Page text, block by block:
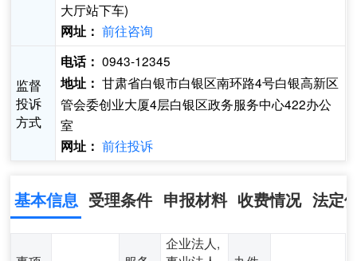
大厅站下车)
网址： 前往咨询
监督
投诉
方式
电话： 0943-12345
地址： 甘肃省白银市白银区南环路4号白银高新区
管会委创业大厦4层白银区政务服务中心422办公
室
网址： 前往投诉
基本信息 受理条件 申报材料 收费情况 法定
企业法人,